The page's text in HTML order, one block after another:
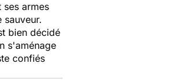
ses armes
bien décidé
s'aménage
confiés